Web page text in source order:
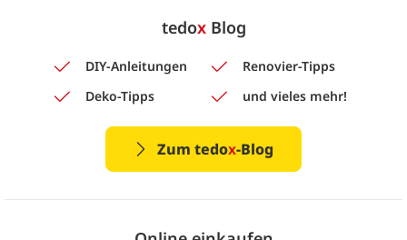
tedoxBlog
DIY-Anleitungen
Renovier-Tipps
Deko-Tipps
und vieles mehr!
Zum tedox-Blog